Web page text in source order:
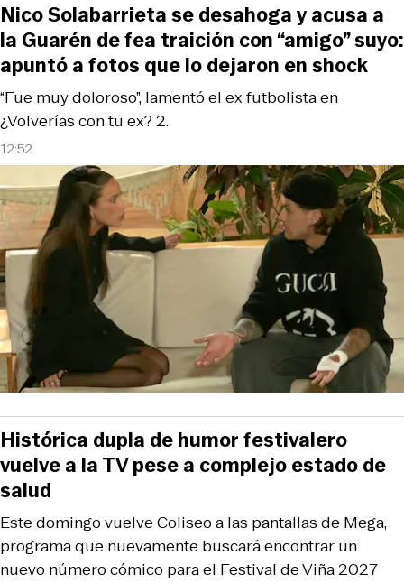
12:52
“Fue muy doloroso”, lamentó el ex futbolista en
¿Volverías con tu ex? 2.
Nico Solabarrieta se desahoga y acusa a
la Guarén de fea traición con “amigo” suyo:
apuntó a fotos que lo dejaron en shock
Este domingo vuelve Coliseo a las pantallas de Mega,
programa que nuevamente buscará encontrar un
nuevo número cómico para el Festival de Viña 2027
Histórica dupla de humor festivalero
vuelve a la TV pese a complejo estado de
salud